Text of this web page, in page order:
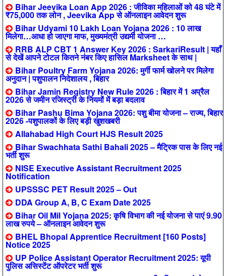
Bihar Jeevika Loan App 2026 : जीविका महिलाओं को 48 घंटे में
₹75,000 तक लोन , Jeevika App से ऑनलाइन आवेदन शुरू
Bihar Udyami 10 Lakh Loan Yojana 2026 : 10 लाख
मिलेगा…आधा हो जाएगा माफ, मुख्यमंत्री उद्यमी योजना …
RRB ALP CBT 1 Answer Key 2026 : SarkariResult | यहाँ
से देखें आपने टोटल कितने नंबर किए हासिल Marksheet के साथ |
Bihar Poultry Farm Yojana 2026: मुर्गी फार्म खोलने पर मिलेगा
अनुदान | पशुपालन निदेशालय , बिहार
Bihar Jamin Registry New Rule 2026 : बिहार में 1 अप्रैल
2026 से जमीन रजिस्ट्री के नियमों में बड़ा बदलाव
Bihar Pashu Bima Yojana 2026: पशु बीमा योजना – राज्य, बिहार
2026 -पशुपालकों के लिए बड़ी खुशखबरी
Allahabad High Court HJS Result 2025
Bihar Swachhata Sathi Bahali 2025 – मैट्रिक पास के लिए नई
भर्ती शुरू
NISE Executive Assistant Recruitment 2025
Notification
UPSSSC PET Result 2025 – Out
DDA Group A, B, C Exam Date 2025
Bihar Oil Mil Yojana 2025: कृषि विभाग की नई योजना से पाएं 9.90
लाख रुपये – ऑनलाइन आवेदन शुरू
BHEL Bhopal Apprentice Recruitment [160 Posts]
Notice 2025
UP Police Assistant Operator Recruitment 2025: यूपी
पुलिस असिस्टेंट ऑपरेटर भर्ती शुरू